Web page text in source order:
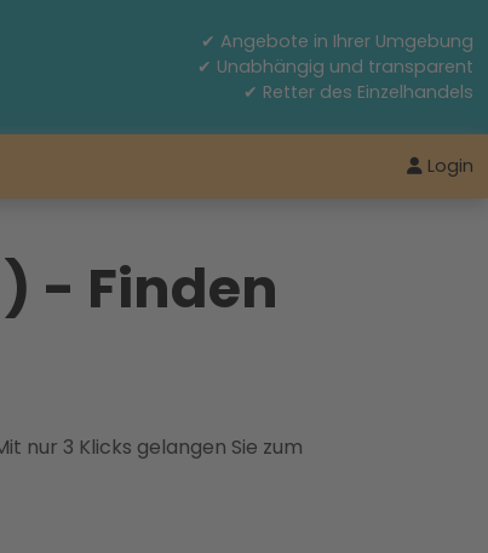
✔ Angebote in Ihrer Umgebung
✔ Unabhängig und transparent
✔ Retter des Einzelhandels
Login
- Finden
nur 3 Klicks gelangen Sie zum